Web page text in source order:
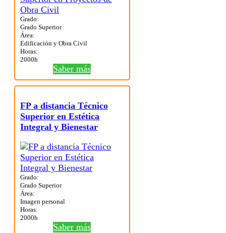
Grado:
Grado Superior
Área:
Edificación y Obra Civil
Horas:
2000h
Saber más
FP a distancia Técnico
Superior en Estética
Integral y Bienestar
Grado:
Grado Superior
Área:
Imagen personal
Horas:
2000h
Saber más